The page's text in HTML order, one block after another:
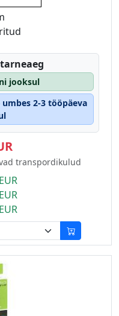
jooksul
2-3 tööpäeva
transpordikulud